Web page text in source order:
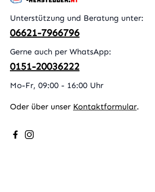
Unterstützung und Beratung unter:
06621-7966796
Gerne auch per WhatsApp:
0151-20036222
Mo-Fr, 09:00 - 16:00 Uhr
Oder über unser Kontaktformular.
Besuche uns auf Facebook – öffnet
Schau auf Instagram vorbei –